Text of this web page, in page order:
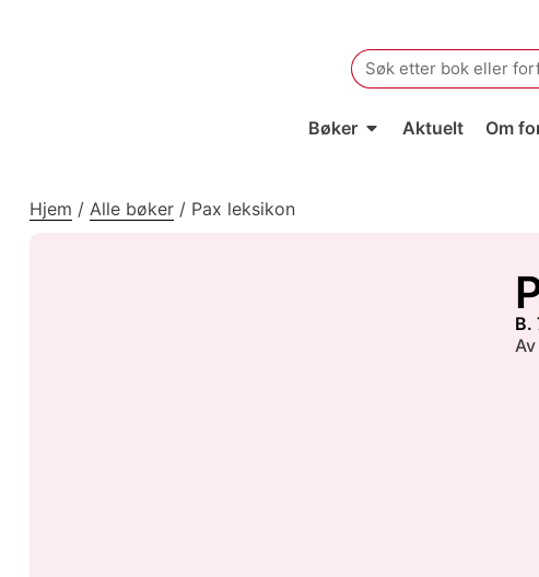
Search
for:
Bøker Aktuelt Om
Hjem / Alle bøker / Pax leksikon
Av